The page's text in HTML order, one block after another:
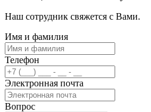
Наш сотрудник свяжется с Вами.
Имя и фамилия
Телефон
Электронная почта
Вопрос